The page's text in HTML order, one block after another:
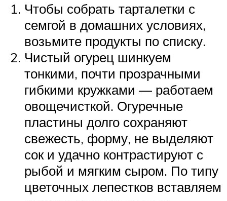
Чтобы собрать тарталетки с
семгой в домашних условиях,
возьмите продукты по списку.
Чистый огурец шинкуем
тонкими, почти прозрачными
гибкими кружками — работаем
овощечисткой. Огуречные
пластины долго сохраняют
свежесть, форму, не выделяют
сок и удачно контрастируют с
рыбой и мягким сыром. По типу
цветочных лепестков вставляем